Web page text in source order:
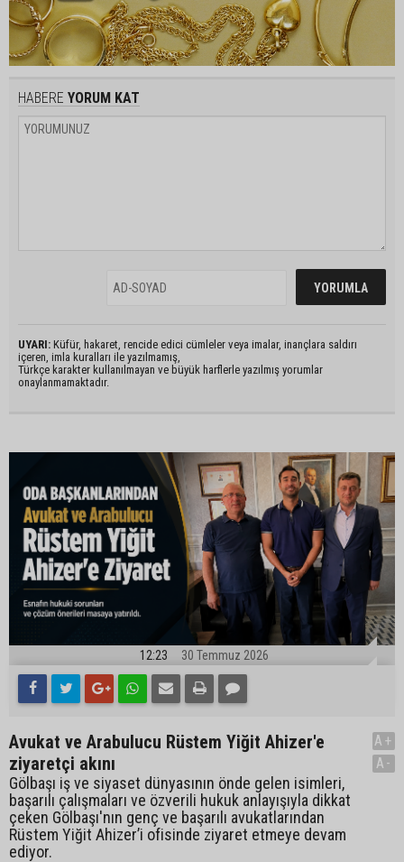
HABERE YORUM KAT
UYARI: Küfür, hakaret, rencide edici cümleler veya imalar, inançlara saldırı
içeren, imla kuralları ile yazılmamış,
Türkçe karakter kullanılmayan ve büyük harflerle yazılmış yorumlar
onaylanmamaktadır.
12:23 30 Temmuz 2026
Avukat ve Arabulucu Rüstem Yiğit Ahizer'e
ziyaretçi akını
Gölbaşı iş ve siyaset dünyasının önde gelen isimleri,
başarılı çalışmaları ve özverili hukuk anlayışıyla dikkat
çeken Gölbaşı'nın genç ve başarılı avukatlarından
Rüstem Yiğit Ahizer’i ofisinde ziyaret etmeye devam
ediyor.
A+
A-